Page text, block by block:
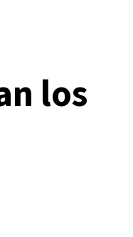
los